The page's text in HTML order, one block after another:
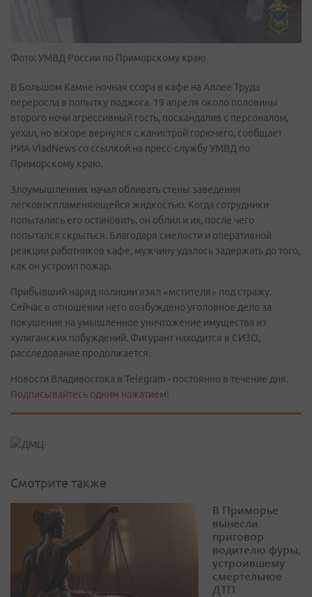
Фото: УМВД России по Приморскому краю
В Большом Камне ночная ссора в кафе на Аллее Труда
переросла в попытку поджога. 19 апреля около половины
второго ночи агрессивный гость, поскандалив с персоналом,
уехал, но вскоре вернулся с канистрой горючего, сообщает
РИА VladNews со ссылкой на пресс-службу УМВД по
Приморскому краю.
Злоумышленник начал обливать стены заведения
легковоспламеняющейся жидкостью. Когда сотрудники
попытались его остановить, он облил и их, после чего
попытался скрыться. Благодаря смелости и оперативной
реакции работников кафе, мужчину удалось задержать до того,
как он устроил пожар.
Прибывший наряд полиции взял «мстителя» под стражу.
Сейчас в отношении него возбуждено уголовное дело за
покушение на умышленное уничтожение имущества из
хулиганских побуждений. Фигурант находится в СИЗО,
расследование продолжается.
Новости Владивостока в Telegram - постоянно в течение дня.
Подписывайтесь одним нажатием!
Смотрите также
В Приморье
вынесли
приговор
водителю фуры,
устроившему
смертельное
ДТП